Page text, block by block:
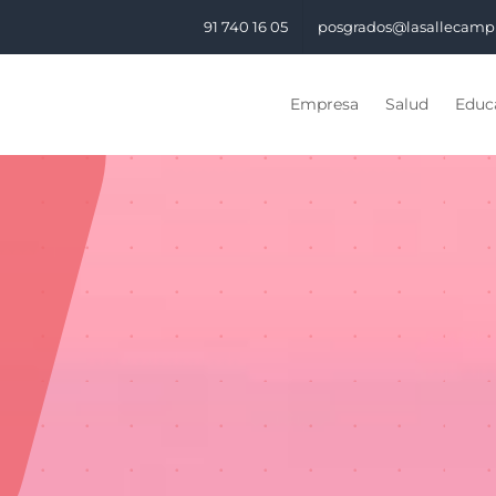
91 740 16 05
Empresa Salud